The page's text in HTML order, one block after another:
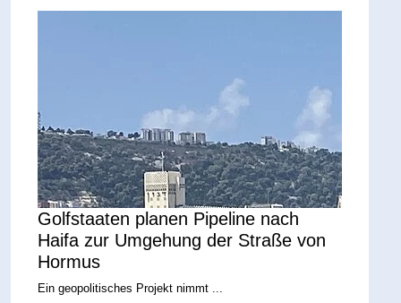
Golfstaaten planen Pipeline nach
Haifa zur Umgehung der Straße von
Hormus
Ein geopolitisches Projekt nimmt ...